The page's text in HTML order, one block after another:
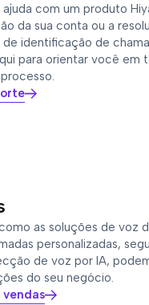
com um produto
da sua conta ou a
de identificação de
para orientar você em
as soluções de voz
personalizadas,
de voz por IA,
do seu negócio.
vendas